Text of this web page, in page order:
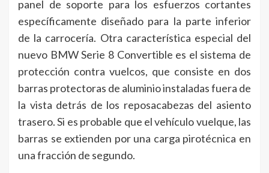
panel de soporte para los esfuerzos cortantes
específicamente diseñado para la parte inferior
de la carrocería. Otra característica especial del
nuevo BMW Serie 8 Convertible es el sistema de
protección contra vuelcos, que consiste en dos
barras protectoras de aluminio instaladas fuera de
la vista detrás de los reposacabezas del asiento
trasero. Si es probable que el vehículo vuelque, las
barras se extienden por una carga pirotécnica en
una fracción de segundo.